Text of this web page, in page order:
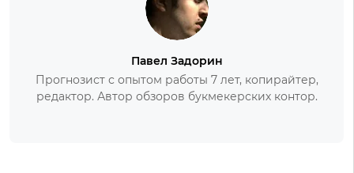
Павел Задорин
Прогнозист с опытом работы 7 лет, копирайтер,
редактор. Автор обзоров букмекерских контор.